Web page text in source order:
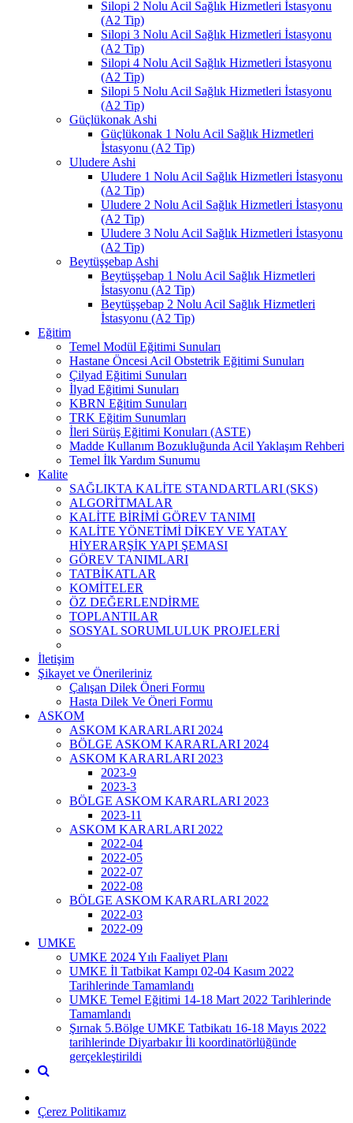
Silopi 2 Nolu Acil Sağlık Hizmetleri İstasyonu
(A2 Tip)
Silopi 3 Nolu Acil Sağlık Hizmetleri İstasyonu
(A2 Tip)
Silopi 4 Nolu Acil Sağlık Hizmetleri İstasyonu
(A2 Tip)
Silopi 5 Nolu Acil Sağlık Hizmetleri İstasyonu
(A2 Tip)
Güçlükonak Ashi
Güçlükonak 1 Nolu Acil Sağlık Hizmetleri
İstasyonu (A2 Tip)
Uludere Ashi
Uludere 1 Nolu Acil Sağlık Hizmetleri İstasyonu
(A2 Tip)
Uludere 2 Nolu Acil Sağlık Hizmetleri İstasyonu
(A2 Tip)
Uludere 3 Nolu Acil Sağlık Hizmetleri İstasyonu
(A2 Tip)
Beytüşşebap Ashi
Beytüşşebap 1 Nolu Acil Sağlık Hizmetleri
İstasyonu (A2 Tip)
Beytüşşebap 2 Nolu Acil Sağlık Hizmetleri
İstasyonu (A2 Tip)
Eğitim
Temel Modül Eğitimi Sunuları
Hastane Öncesi Acil Obstetrik Eğitimi Sunuları
Çilyad Eğitimi Sunuları
İlyad Eğitimi Sunuları
KBRN Eğitim Sunuları
TRK Eğitim Sunumları
İleri Sürüş Eğitimi Konuları (ASTE)
Madde Kullanım Bozukluğunda Acil Yaklaşım Rehberi
Temel İlk Yardım Sunumu
Kalite
SAĞLIKTA KALİTE STANDARTLARI (SKS)
ALGORİTMALAR
KALİTE BİRİMİ GÖREV TANIMI
KALİTE YÖNETİMİ DİKEY VE YATAY
HİYERARŞİK YAPI ŞEMASI
GÖREV TANIMLARI
TATBİKATLAR
KOMİTELER
ÖZ DEĞERLENDİRME
TOPLANTILAR
SOSYAL SORUMLULUK PROJELERİ
İletişim
Şikayet ve Önerileriniz
Çalışan Dilek Öneri Formu
Hasta Dilek Ve Öneri Formu
ASKOM
ASKOM KARARLARI 2024
BÖLGE ASKOM KARARLARI 2024
ASKOM KARARLARI 2023
2023-9
2023-3
BÖLGE ASKOM KARARLARI 2023
2023-11
ASKOM KARARLARI 2022
2022-04
2022-05
2022-07
2022-08
BÖLGE ASKOM KARARLARI 2022
2022-03
2022-09
UMKE
UMKE 2024 Yılı Faaliyet Planı
UMKE İl Tatbikat Kampı 02-04 Kasım 2022
Tarihlerinde Tamamlandı
UMKE Temel Eğitimi 14-18 Mart 2022 Tarihlerinde
Tamamlandı
Şırnak 5.Bölge UMKE Tatbikatı 16-18 Mayıs 2022
tarihlerinde Diyarbakır İli koordinatörlüğünde
gerçekleştirildi
Çerez Politikamız